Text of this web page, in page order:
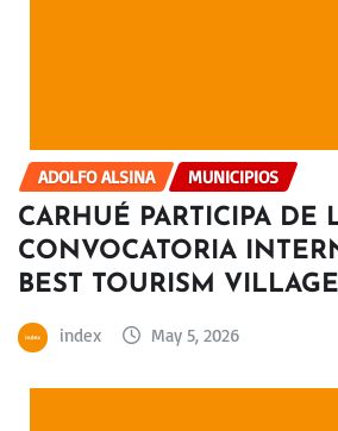
ADOLFO ALSINA MUNICIPIOS
CARHUÉ PARTICIPA DE
CONVOCATORIA
BEST TOURISM
index May 5, 2026